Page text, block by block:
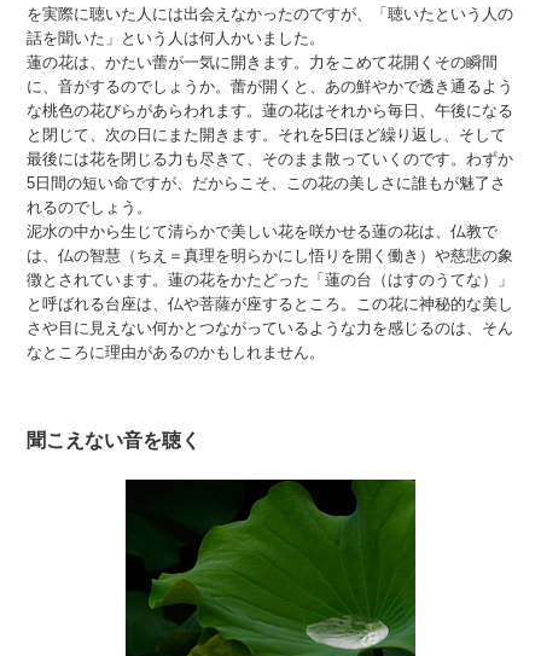
を実際に聴いた人には出会えなかったのですが、「聴いたという人の
話を聞いた」という人は何人かいました。
蓮の花は、かたい蕾が一気に開きます。力をこめて花開くその瞬間
に、音がするのでしょうか。蕾が開くと、あの鮮やかで透き通るよう
な桃色の花びらがあらわれます。蓮の花はそれから毎日、午後になる
と閉じて、次の日にまた開きます。それを5日ほど繰り返し、そして
最後には花を閉じる力も尽きて、そのまま散っていくのです。わずか
5日間の短い命ですが、だからこそ、この花の美しさに誰もが魅了さ
れるのでしょう。
泥水の中から生じて清らかで美しい花を咲かせる蓮の花は、仏教で
は、仏の智慧（ちえ＝真理を明らかにし悟りを開く働き）や慈悲の象
徴とされています。蓮の花をかたどった「蓮の台（はすのうてな）」
と呼ばれる台座は、仏や菩薩が座するところ。この花に神秘的な美し
さや目に見えない何かとつながっているような力を感じるのは、そん
なところに理由があるのかもしれません。
聞こえない音を聴く